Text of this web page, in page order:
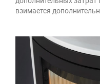
взимается